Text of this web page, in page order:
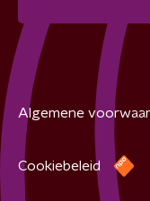
Algemene
Cookiebeleid